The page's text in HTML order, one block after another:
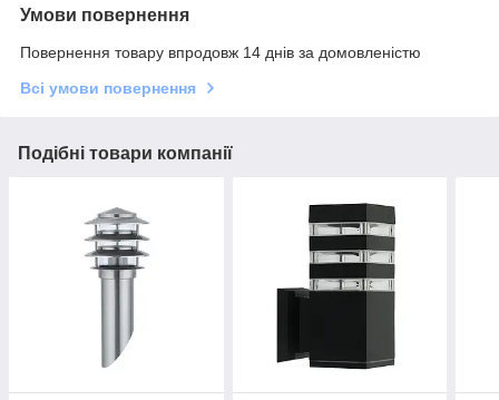
Умови повернення
Повернення товару впродовж 14 днів за домовленістю
Всі умови повернення
Подібні товари компанії